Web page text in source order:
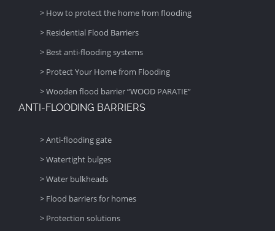
> How to protect the home from flooding
> Residential Flood Barriers
> Best anti-flooding systems
> Protect Your Home from Flooding
> Wooden flood barrier “WOOD PARATIE”
ANTI-FLOODING BARRIERS
> Anti-flooding gate
> Watertight bulges
> Water bulkheads
> Flood barriers for homes
> Protection solutions